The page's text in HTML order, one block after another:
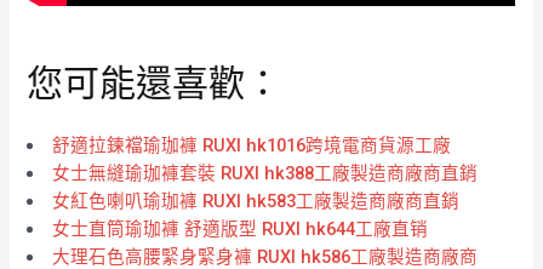
您可能還喜歡：
舒適拉鍊襠瑜珈褲 RUXI hk1016跨境電商貨源工廠
女士無縫瑜珈褲套裝 RUXI hk388工廠製造商廠商直銷
女紅色喇叭瑜珈褲 RUXI hk583工廠製造商廠商直銷
女士直筒瑜珈褲 舒適版型 RUXI hk644工廠直销
大理石色高腰緊身緊身褲 RUXI hk586工廠製造商廠商